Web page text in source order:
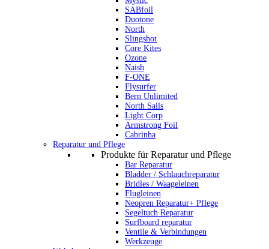
SABfoil
Duotone
North
Slingshot
Core Kites
Ozone
Naish
F-ONE
Flysurfer
Bern Unlimited
North Sails
Light Corp
Armstrong Foil
Cabrinha
Reparatur und Pflege
Produkte für Reparatur und Pflege
Bar Reparatur
Bladder / Schlauchreparatur
Bridles / Waageleinen
Flugleinen
Neopren Reparatur+ Pflege
Segeltuch Reparatur
Surfboard reparatur
Ventile & Verbindungen
Werkzeuge